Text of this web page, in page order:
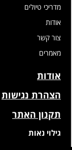
מדריכי טיולים
אודות
צור קשר
מאמרים
אודות
הצהרת נגישות
תקנון האתר
גילוי נאות